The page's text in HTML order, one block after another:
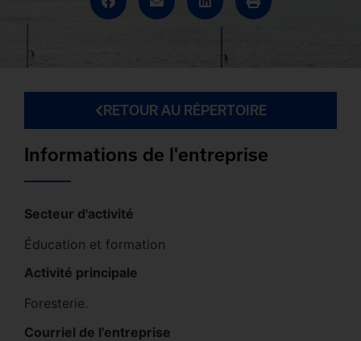
RETOUR AU RÉPERTOIRE
Informations de l'entreprise
Secteur d'activité
Éducation et formation
Activité principale
Foresterie.
Courriel de l'entreprise